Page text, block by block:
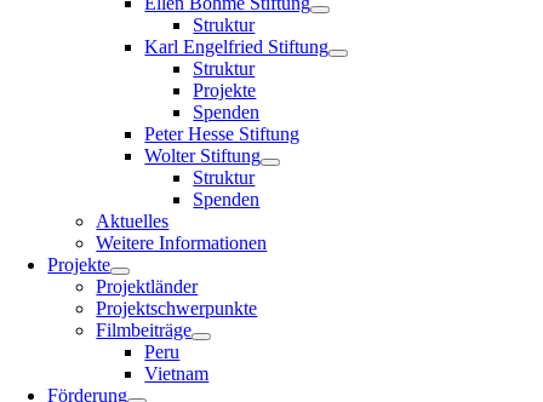
Struktur
Karl Engelfried Stiftung
Struktur
Projekte
Spenden
Peter Hesse Stiftung
Wolter Stiftung
Struktur
Spenden
Aktuelles
Weitere Informationen
Projekte
Projektländer
Projektschwerpunkte
Filmbeiträge
Peru
Vietnam
Förderung